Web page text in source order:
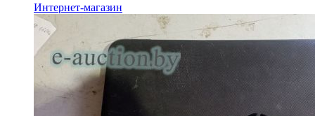
Интернет-магазин